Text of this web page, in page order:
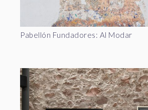
Pabellón Fundadores: Al Modar